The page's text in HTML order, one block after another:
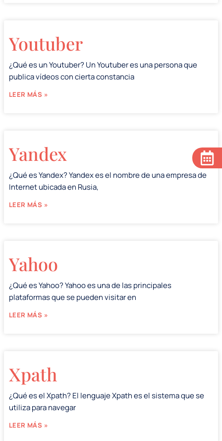
Youtuber
¿Qué es un Youtuber? Un Youtuber es una persona que
publica vídeos con cierta constancia
LEER MÁS »
Yandex
¿Qué es Yandex? Yandex es el nombre de una empresa de
Internet ubicada en Rusia,
LEER MÁS »
Yahoo
¿Qué es Yahoo? Yahoo es una de las principales
plataformas que se pueden visitar en
LEER MÁS »
Xpath
¿Qué es el Xpath? El lenguaje Xpath es el sistema que se
utiliza para navegar
LEER MÁS »